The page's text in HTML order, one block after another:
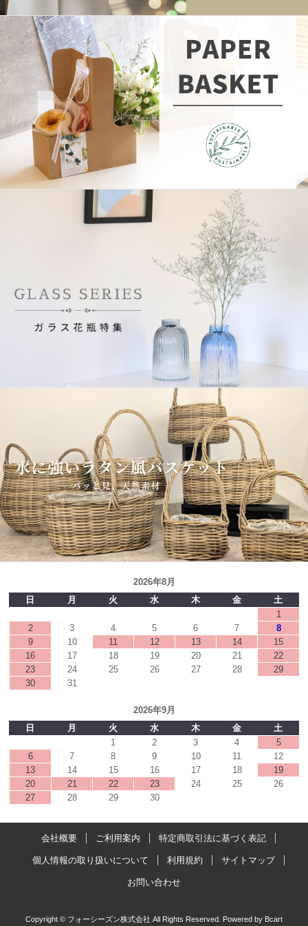
2026年8月
日
月 火 水 木 金
土
1
2
3 4 5 6 7
8
9
10 11 12 13 14
15
16
17 18 19 20 21
22
23
24 25 26 27 28
29
30
31
2026年9月
日
月 火 水 木 金
土
1
2 3 4
5
6
7 8 9 10 11
12
13
14 15 16 17 18
19
20
21 22 23 24 25
26
27
28 29 30
会社概要 ご利用案内 特定商取引法に基づく表記
個人情報の取り扱いについて 利用規約 サイトマップ
お問い合わせ
Copyright © フォーシーズン株式会社 All Rights Reserved. Powered by Bcart